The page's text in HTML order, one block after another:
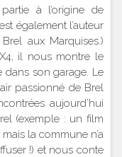
à l’origine de
également l’auteur
aux Marquises.)
il nous montre le
dans son garage. Le
passionné de Brel
aujourd’hui
(exemple : un film
la commune n’a
!) et nous conte